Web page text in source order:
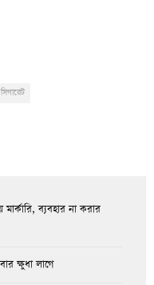
সিগারেট
মার্কারি, ব্যবহার না করার
ক্ষুধা লাগে